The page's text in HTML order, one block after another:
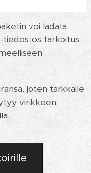
voi ladata
tiedostos tarkoitus
joten tarkkaile
virikkeen